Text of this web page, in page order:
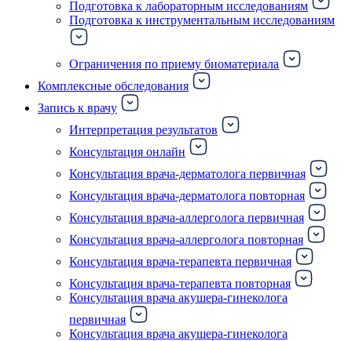
Подготовка к лабораторным исследованиям
Подготовка к инструментальным исследованиям
Ограничения по приему биоматериала
Комплексные обследования
Запись к врачу
Интерпретация результатов
Консультация онлайн
Консультация врача-дерматолога первичная
Консультация врача-дерматолога повторная
Консультация врача-аллерголога первичная
Консультация врача-аллерголога повторная
Консультация врача-терапевта первичная
Консультация врача-терапевта повторная
Консультация врача акушера-гинеколога
первичная
Консультация врача акушера-гинеколога